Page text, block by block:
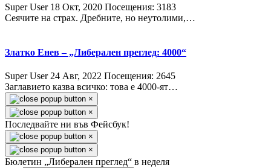
Super User 18 Окт, 2020 Посещения: 3183
Сеячите на страх. Дребните, но неутолими,…
Златко Енев – „Либерален преглед: 4000“
Super User 24 Авг, 2022 Посещения: 2645
Заглавието казва всичко: това е 4000-ят…
×
×
Последвайте ни във Фейсбук!
×
×
Бюлетин „Либерален преглед“ в неделя